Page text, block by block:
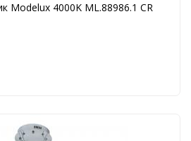
Modelux 4000K ML.88986.1 CR